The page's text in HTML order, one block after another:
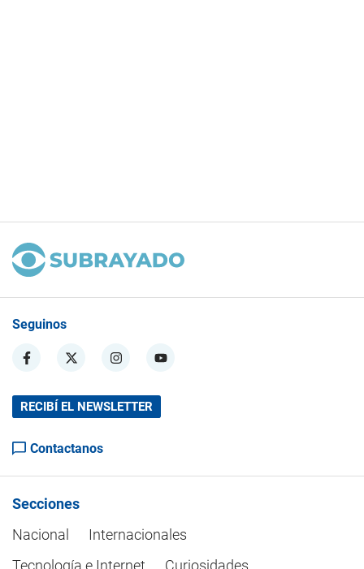
Seguinos
RECIBÍ EL NEWSLETTER
Contactanos
Secciones
Nacional
Internacionales
Tecnología e Internet
Curiosidades